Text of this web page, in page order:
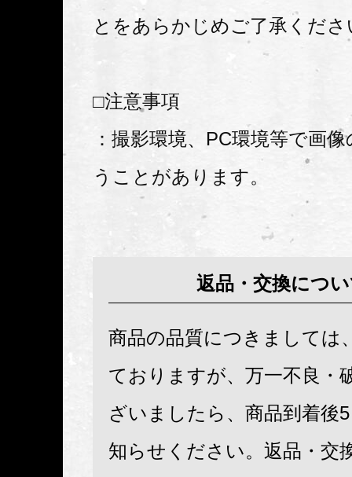
とをあらかじめご了承くださ
□注意事項
：撮影環境、PC環境等で画
うことがあります。
返品・交換につ
商品の品質につきましては
ておりますが、万一不良・
ざいましたら、商品到着後
知らせください。返品・交